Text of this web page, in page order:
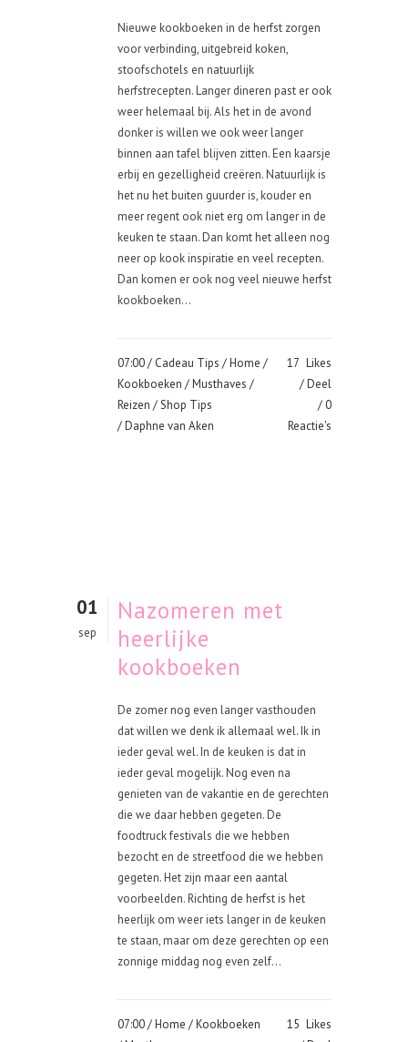
Nieuwe kookboeken in de herfst zorgen
voor verbinding, uitgebreid koken,
stoofschotels en natuurlijk
herfstrecepten. Langer dineren past er ook
weer helemaal bij. Als het in de avond
donker is willen we ook weer langer
binnen aan tafel blijven zitten. Een kaarsje
erbij en gezelligheid creëren. Natuurlijk is
het nu het buiten guurder is, kouder en
meer regent ook niet erg om langer in de
keuken te staan. Dan komt het alleen nog
neer op kook inspiratie en veel recepten.
Dan komen er ook nog veel nieuwe herfst
kookboeken...
07:00 / Cadeau Tips /Home /
Kookboeken /Musthaves /
Reizen /Shop Tips
/ Daphne van Aken
17 Likes
Deel
0
Reactie's
01
sep
Nazomeren met
heerlijke
kookboeken
De zomer nog even langer vasthouden
dat willen we denk ik allemaal wel. Ik in
ieder geval wel. In de keuken is dat in
ieder geval mogelijk. Nog even na
genieten van de vakantie en de gerechten
die we daar hebben gegeten. De
foodtruck festivals die we hebben
bezocht en de streetfood die we hebben
gegeten. Het zijn maar een aantal
voorbeelden. Richting de herfst is het
heerlijk om weer iets langer in de keuken
te staan, maar om deze gerechten op een
zonnige middag nog even zelf...
07:00 /Home /Kookboeken
15 Likes